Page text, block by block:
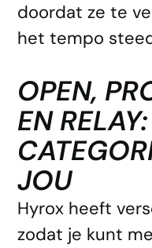
doordat ze te
het tempo
OPEN,
EN
JOU
Hyrox heeft
zodat je kunt